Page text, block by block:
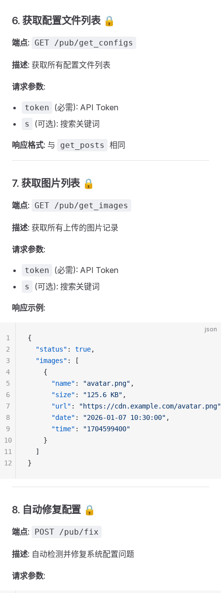
6. 获取配置文件列表 🔒
端点: GET /pub/get_configs
描述: 获取所有配置文件列表
请求参数:
token (必需): API Token
s (可选): 搜索关键词
响应格式: 与 get_posts 相同
7. 获取图片列表 🔒
端点: GET /pub/get_images
描述: 获取所有上传的图片记录
请求参数:
token (必需): API Token
s (可选): 搜索关键词
响应示例 :
json
{
  "status"
: true,
  "images"
: [
    {
      "name"
: "avatar.png" ,
      "size"
: "125.6 KB" ,
      "url"
:
"https://cdn.example.com/avatar.png"
      "date"
: "2026-01-07 10:30:00" ,
      "time"
:
"1704599400"
    }
  ]
}
1
2
3
4
5
6
7
8
9
10
11
12
8. 自动修复配置 🔒
端点: POST /pub/fix
描述: 自动检测并修复系统配置问题
请求参数: